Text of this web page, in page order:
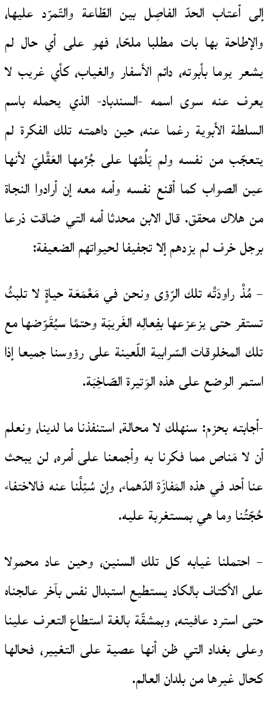
إلى أعتاب الحدّ الفاصِل بين الطّاعة والتّمرّد عليها،
والإطاحة بها بات مطلبا ملحّا، فهو على أي حال لم
يشعر يوما بأبوته، دائم الأسفار والغياب، كأي غريب لا
يعرف عنه سوى اسمه -السندباد- الذي يحمله باسم
السلطة الأبوية رغما عنه، حين داهمته تلك الفكرة لم
يتعجّب من نفسه ولم يَلُمْها على جُرْمها العَقْليّ لأنها
عين الصواب كما أقنع نفسه وأمه معه إن أرادوا النجاة
من هلاك محقق. قال الابن محدثا أمه التي ضاقت ذرعا
برجل خرف لم يزدهم إلا تجفيفا لحيواتهم الضعيفة:
– مُذْ راودَتْه تلك الرّؤى ونحن في مَعْمَعَة حياةٍ لا تلبثُ
تستقر حتى يزعزعها بفِعالِه الغَريبَة وحتمًا سيُقَوّضها مع
تلك المخلوقات السّرابية اللّعينة على رؤوسنا جميعا إذا
استمر الوضع على هذه الوَتيرة الصّاخِبَة.
-أجابته بحزم: سنهلك لا محالة، استنفذنا ما لدينا، ونعلم
أن لا مَناص مما فكرنا به وأجمعنا على أمره، لن يبحث
عنا أحد في هذه المَفازَة الدّهماء، وإن سُئِلْنا عنه فالاختفاء
حُجّتُنا وما هي بمستغربة عليه.
– احتملنا غيابه كل تلك السنين، وحين عاد محمولا
على الأكتاف بالكاد يستطيع استبدال نفس بآخر عالجناه
حتى استرد عافيته، وبمشقّة بالغة استطاع التعرف علينا
وعلى بغداد التي ظن أنها عصية على التغيير، فحالها
كحال غيرها من بلدان العالم.